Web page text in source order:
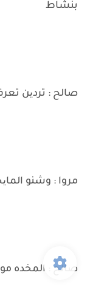
بنشاط
صالح : تردین
مروا : وشنو
صالح : المخده